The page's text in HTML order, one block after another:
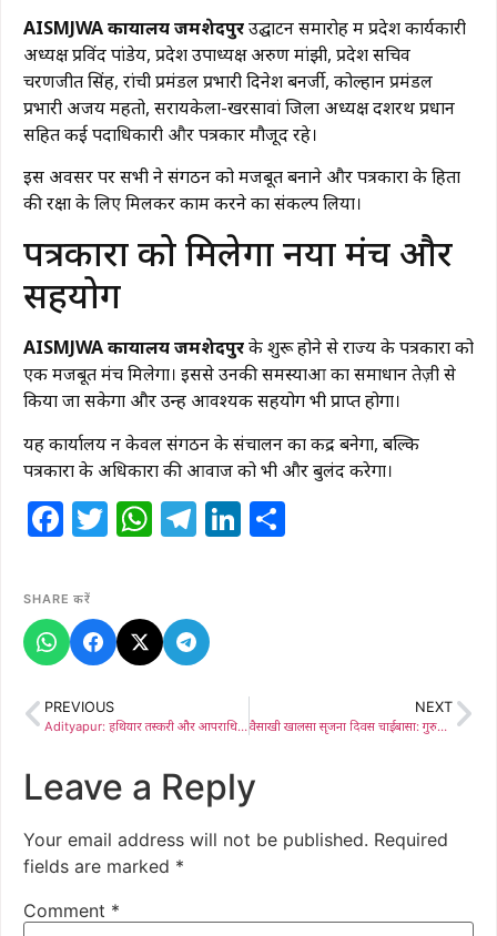
AISMJWA कार्यालय जमशेदपुरउद्घाटन समारोह में प्रदेश कार्यकारी
अध्यक्ष प्रविंद पांडेय, प्रदेश उपाध्यक्ष अरुण मांझी, प्रदेश सचिव
चरणजीत सिंह, रांची प्रमंडल प्रभारी दिनेश बनर्जी, कोल्हान प्रमंडल
प्रभारी अजय महतो, सरायकेला-खरसावां जिला अध्यक्ष दशरथ प्रधान
सहित कई पदाधिकारी और पत्रकार मौजूद रहे।
इस अवसर पर सभी ने संगठन को मजबूत बनाने और पत्रकारों के हितों
की रक्षा के लिए मिलकर काम करने का संकल्प लिया।
पत्रकारों को मिलेगा नया मंच और
सहयोग
AISMJWA कार्यालय जमशेदपुरके शुरू होने से राज्य के पत्रकारों को
एक मजबूत मंच मिलेगा। इससे उनकी समस्याओं का समाधान तेज़ी से
किया जा सकेगा और उन्हें आवश्यक सहयोग भी प्राप्त होगा।
यह कार्यालय न केवल संगठन के संचालन का केंद्र बनेगा, बल्कि
पत्रकारों के अधिकारों की आवाज को भी और बुलंद करेगा।
Facebook
Twitter
WhatsApp
Telegram
LinkedIn
SHARE करें
PREVIOUS
Adityapur: हथियार तस्करी और आपराधिक साजिश मामले में फरार अभियुक्त सुभाष प्रमाणिक गिरफ्तार, भेजा गया जेल
NEXT
वैसाखी खालसा सृजना दिवस चाईबासा: गुरुद्वारा नानक दरबार में भक्ति और उल्लास का संगम
Leave a Reply
Your email address will not be published. Required
fields are marked *
Comment *